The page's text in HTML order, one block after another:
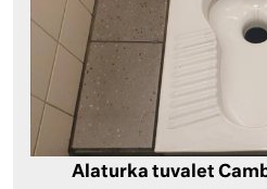
Alaturka tuvalet